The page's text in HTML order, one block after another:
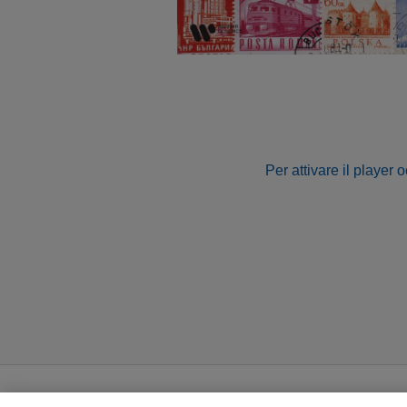
Per attivare il player